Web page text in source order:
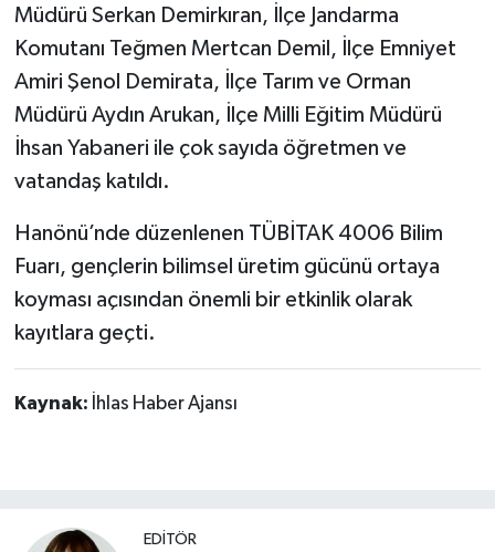
Müdürü Serkan Demirkıran, İlçe Jandarma
Komutanı Teğmen Mertcan Demil, İlçe Emniyet
Amiri Şenol Demirata, İlçe Tarım ve Orman
Müdürü Aydın Arukan, İlçe Milli Eğitim Müdürü
İhsan Yabaneri ile çok sayıda öğretmen ve
vatandaş katıldı.
Hanönü’nde düzenlenen TÜBİTAK 4006 Bilim
Fuarı, gençlerin bilimsel üretim gücünü ortaya
koyması açısından önemli bir etkinlik olarak
kayıtlara geçti.
Kaynak: İhlas Haber Ajansı
EDİTÖR